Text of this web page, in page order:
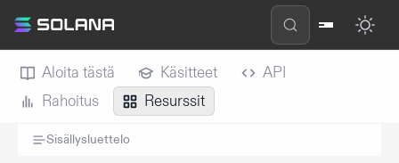
Aloita tästä Käsitteet
API
Rahoitus
Resurssit
Sisällysluettelo